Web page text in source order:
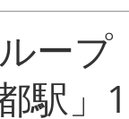
ー
駅」